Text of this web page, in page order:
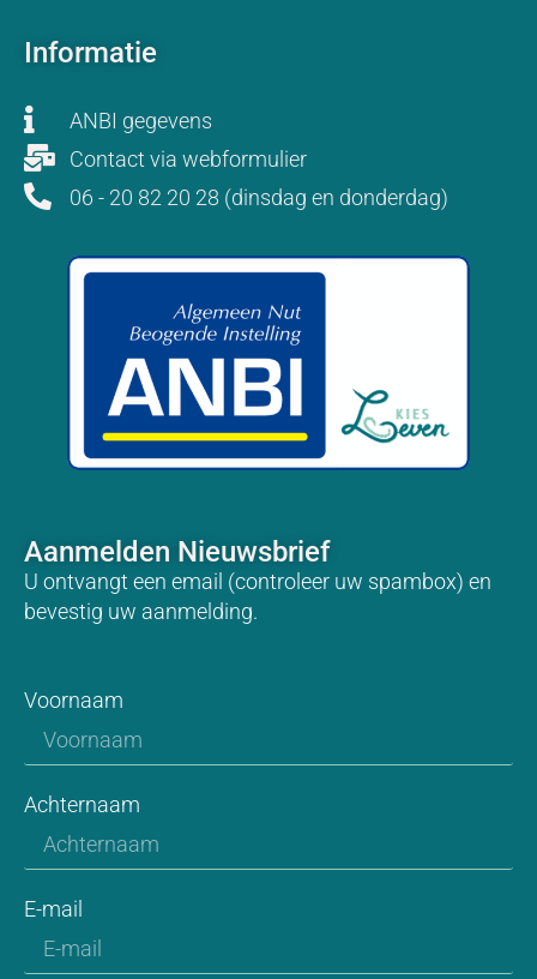
Informatie
ANBI gegevens
Contact via webformulier
06 - 20 82 20 28 (dinsdag en donderdag)
Aanmelden Nieuwsbrief
U ontvangt een email (controleer uw spambox) en
bevestig uw aanmelding.
Voornaam
Achternaam
E-mail